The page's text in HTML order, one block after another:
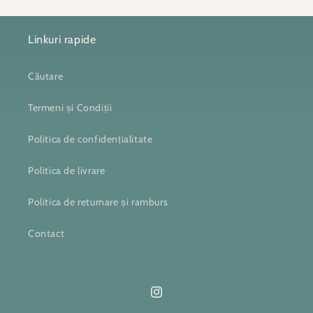
Linkuri rapide
Căutare
Termeni și Condiții
Politica de confidențialitate
Politica de livrare
Politica de returnare și ramburs
Contact
Instagram